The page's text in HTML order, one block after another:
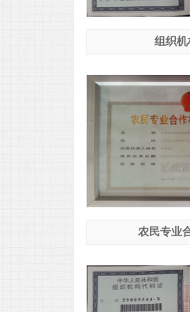
组织机
农民专业